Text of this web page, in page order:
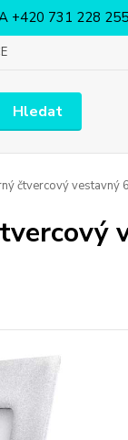
+420 731 228 255
Hledat
čtvercový vestavný